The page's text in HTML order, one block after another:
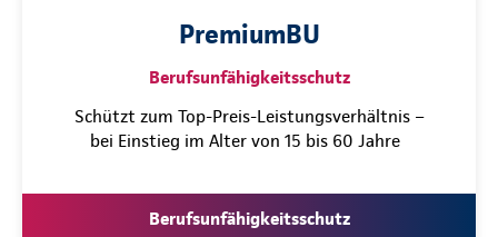
PremiumBU
Berufsunfähigkeitsschutz
Schützt zum Top-Preis-Leistungsverhältnis –
bei Einstieg im Alter von 15 bis 60 Jahre
Berufsunfähigkeitsschutz